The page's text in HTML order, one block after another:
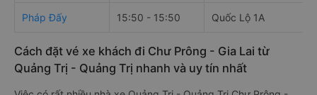
Pháp Đấy 15:50 - 15:50 Quốc Lộ 1A
Cách đặt vé xe khách đi Chư Prông - Gia Lai từ
Quảng Trị - Quảng Trị nhanh và uy tín nhất